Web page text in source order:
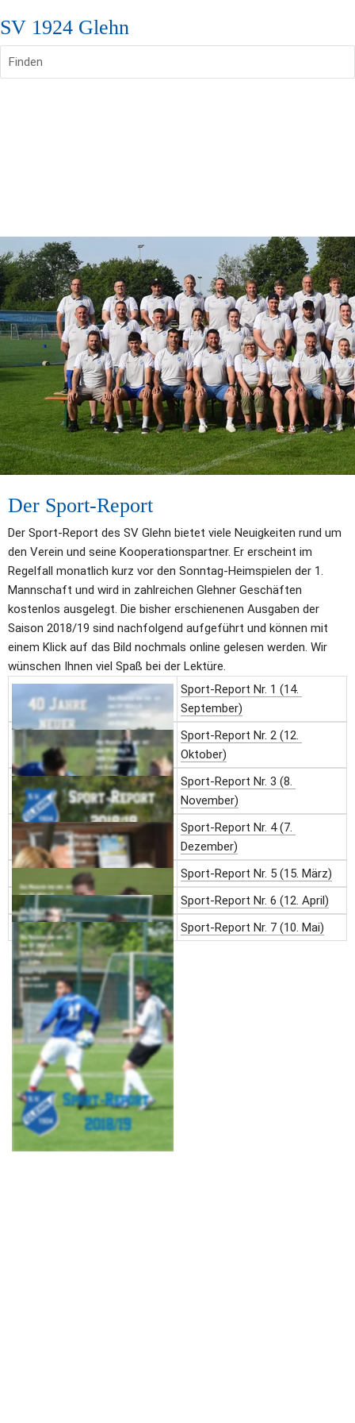
SV 1924 Glehn
Finden
Der Sport-Report
Der Sport-Report des SV Glehn bietet viele Neuigkeiten rund um
den Verein und seine Kooperationspartner. Er erscheint im
Regelfall monatlich kurz vor den Sonntag-Heimspielen der 1.
Mannschaft und wird in zahlreichen Glehner Geschäften
kostenlos ausgelegt. Die bisher erschienenen Ausgaben der
Saison 2018/19 sind nachfolgend aufgeführt und können mit
einem Klick auf das Bild nochmals online gelesen werden. Wir
wünschen Ihnen viel Spaß bei der Lektüre.
Sport-Report Nr. 1 (14.
September)
Sport-Report Nr. 2 (12.
Oktober)
Sport-Report Nr. 3 (8.
November)
Sport-Report Nr. 4 (7.
Dezember)
Sport-Report Nr. 5 (15. März)
Sport-Report Nr. 6 (12. April)
Sport-Report Nr. 7 (10. Mai)